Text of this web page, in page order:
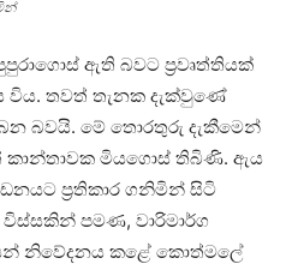
ඇති බවට ප්‍රවෘත්තියක්
විය. තවත් තැනක දැක්වුණේ
බවයි. මේ තොරතුරු දැකීමෙන්
කාන්තාවක මියගොස් තිබිණි. ඇය
ප්‍රතිකාර ගනිමින් සිටි
පමණ, වාරිමාර්ග
නිවේදනය කළේ කොත්මලේ